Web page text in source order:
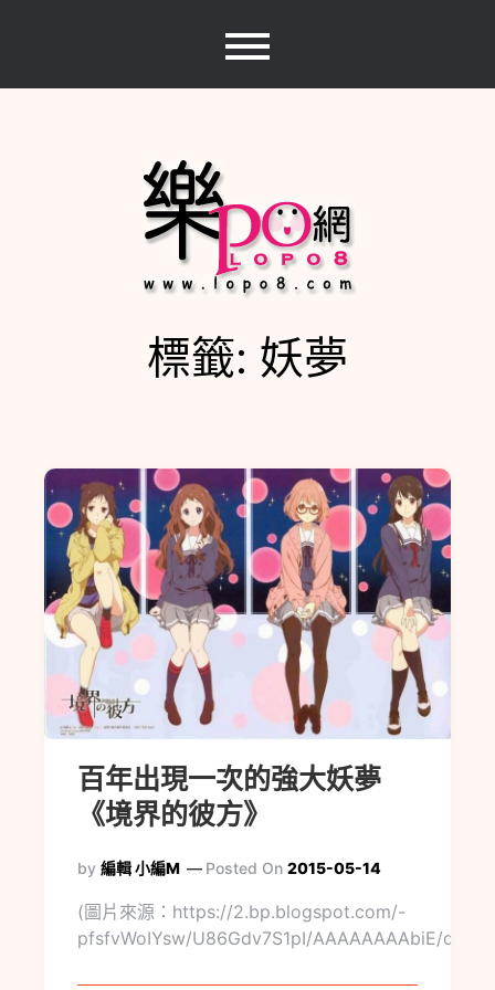
分享你的樂事，樂PO吧~標籤: 妖夢
百年出現一次的強大妖夢
《境界的彼方》
by 編輯 小編M Posted On 2015-05-14
(圖片來源：https://2.bp.blogspot.com/-
pfsfvWoIYsw/U86Gdv7S1pI/AAAAAAAAbiE/